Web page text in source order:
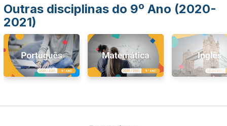
Outras disciplinas do 9º Ano (2020-
2021)